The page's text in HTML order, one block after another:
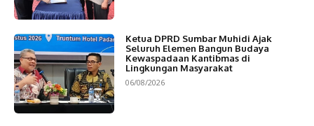
Ketua DPRD Sumbar Muhidi Ajak
Seluruh Elemen Bangun Budaya
Kewaspadaan Kantibmas di
Lingkungan Masyarakat
06/08/2026